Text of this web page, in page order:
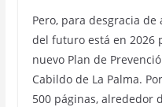
Pero, para desgracia
del futuro está en 2026
nuevo Plan de
Cabildo de La Palma.
500 páginas, alrededor